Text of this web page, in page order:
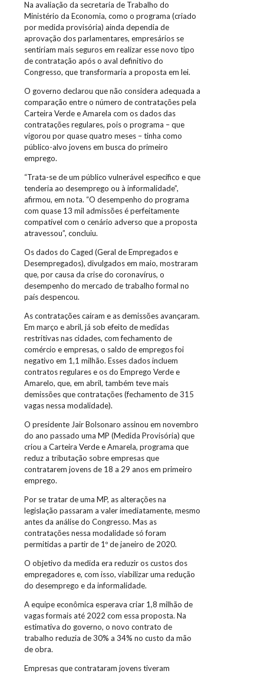
Na avaliação da secretaria de Trabalho do
Ministério da Economia, como o programa (criado
por medida provisória) ainda dependia de
aprovação dos parlamentares, empresários se
sentiriam mais seguros em realizar esse novo tipo
de contratação após o aval definitivo do
Congresso, que transformaria a proposta em lei.
O governo declarou que não considera adequada a
comparação entre o número de contratações pela
Carteira Verde e Amarela com os dados das
contratações regulares, pois o programa – que
vigorou por quase quatro meses – tinha como
público-alvo jovens em busca do primeiro
emprego.
“Trata-se de um público vulnerável específico e que
tenderia ao desemprego ou à informalidade”,
afirmou, em nota. “O desempenho do programa
com quase 13 mil admissões é perfeitamente
compatível com o cenário adverso que a proposta
atravessou”, concluiu.
Os dados do Caged (Geral de Empregados e
Desempregados), divulgados em maio, mostraram
que, por causa da crise do coronavírus, o
desempenho do mercado de trabalho formal no
país despencou.
As contratações caíram e as demissões avançaram.
Em março e abril, já sob efeito de medidas
restritivas nas cidades, com fechamento de
comércio e empresas, o saldo de empregos foi
negativo em 1,1 milhão. Esses dados incluem
contratos regulares e os do Emprego Verde e
Amarelo, que, em abril, também teve mais
demissões que contratações (fechamento de 315
vagas nessa modalidade).
O presidente Jair Bolsonaro assinou em novembro
do ano passado uma MP (Medida Provisória) que
criou a Carteira Verde e Amarela, programa que
reduz a tributação sobre empresas que
contratarem jovens de 18 a 29 anos em primeiro
emprego.
Por se tratar de uma MP, as alterações na
legislação passaram a valer imediatamente, mesmo
antes da análise do Congresso. Mas as
contratações nessa modalidade só foram
permitidas a partir de 1º de janeiro de 2020.
O objetivo da medida era reduzir os custos dos
empregadores e, com isso, viabilizar uma redução
do desemprego e da informalidade.
A equipe econômica esperava criar 1,8 milhão de
vagas formais até 2022 com essa proposta. Na
estimativa do governo, o novo contrato de
trabalho reduzia de 30% a 34% no custo da mão
de obra.
Empresas que contrataram jovens tiveram